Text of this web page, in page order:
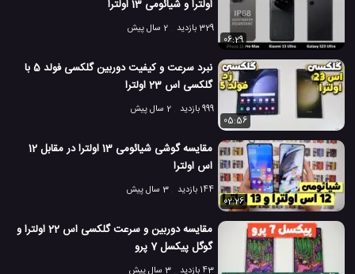
اولترا و شیائومی 13 اولترا
329 بازدید
2 سال پیش
06:29
نبرد سرعت و کیفیت دوربین گلکسی فولد 5 با
گلکسی اس 23 اولترا
999 بازدید
2 سال پیش
05:56
مقایسه گوشی شیائومی 13 اولترا در مقابل 12
اس اولترا
144 بازدید
3 سال پیش
02:26
مقایسه دوربین و سرعت گلکسی اس 22 اولترا و
گوگل پیکسل 7 پرو
43 بازدید 3 سال پیش